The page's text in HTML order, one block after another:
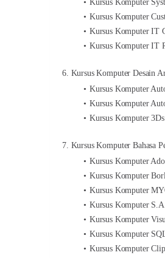
Kursus Komputer
Kursus Komputer
Kursus Komputer IT
Kursus Komputer IT
6. Kursus Komputer Desain
Kursus Komputer
Kursus Komputer
Kursus Komputer
7. Kursus Komputer Bahasa
Kursus Komputer
Kursus Komputer
Kursus Komputer
Kursus Komputer
Kursus Komputer
Kursus Komputer
Kursus Komputer